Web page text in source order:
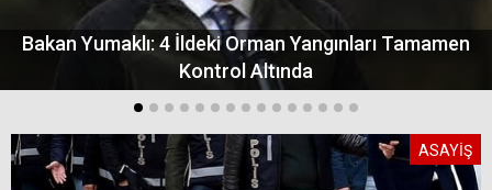
Bakan Yumaklı: 4 İldeki Orman Yangınları Tamamen
Kontrol Altında
ASAYİŞ